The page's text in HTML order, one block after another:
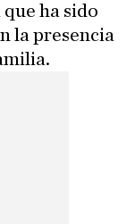
ha sido
la presencia